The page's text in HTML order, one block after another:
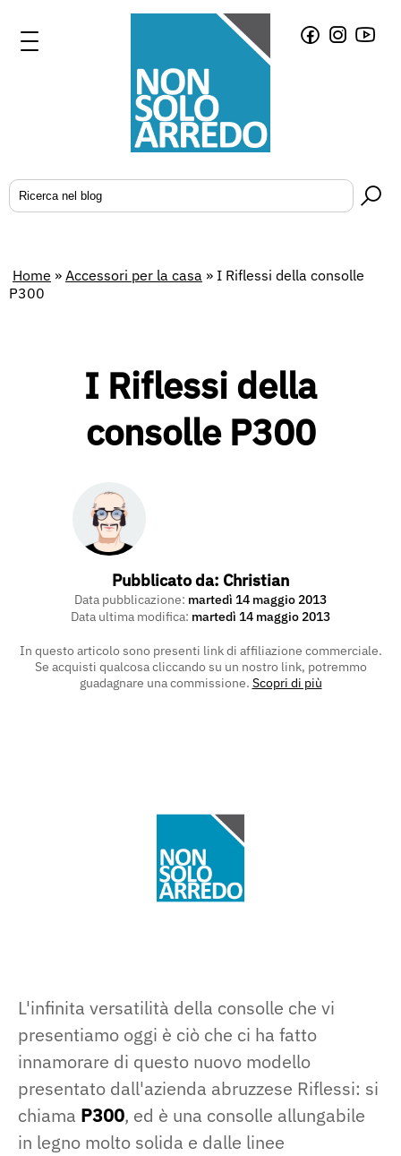
Home » Accessori per la casa » I Riflessi della consolle
P300
I Riflessi della
consolle P300
Pubblicato da: Christian
Data pubblicazione: martedì 14 maggio 2013
Data ultima modifica: martedì 14 maggio 2013
In questo articolo sono presenti link di affiliazione commerciale.
Se acquisti qualcosa cliccando su un nostro link, potremmo
guadagnare una commissione. Scopri di più
L'infinita versatilità della consolle che vi
presentiamo oggi è ciò che ci ha fatto
innamorare di questo nuovo modello
presentato dall'azienda abruzzese Riflessi: si
chiama P300, ed è una consolle allungabile
in legno molto solida e dalle linee